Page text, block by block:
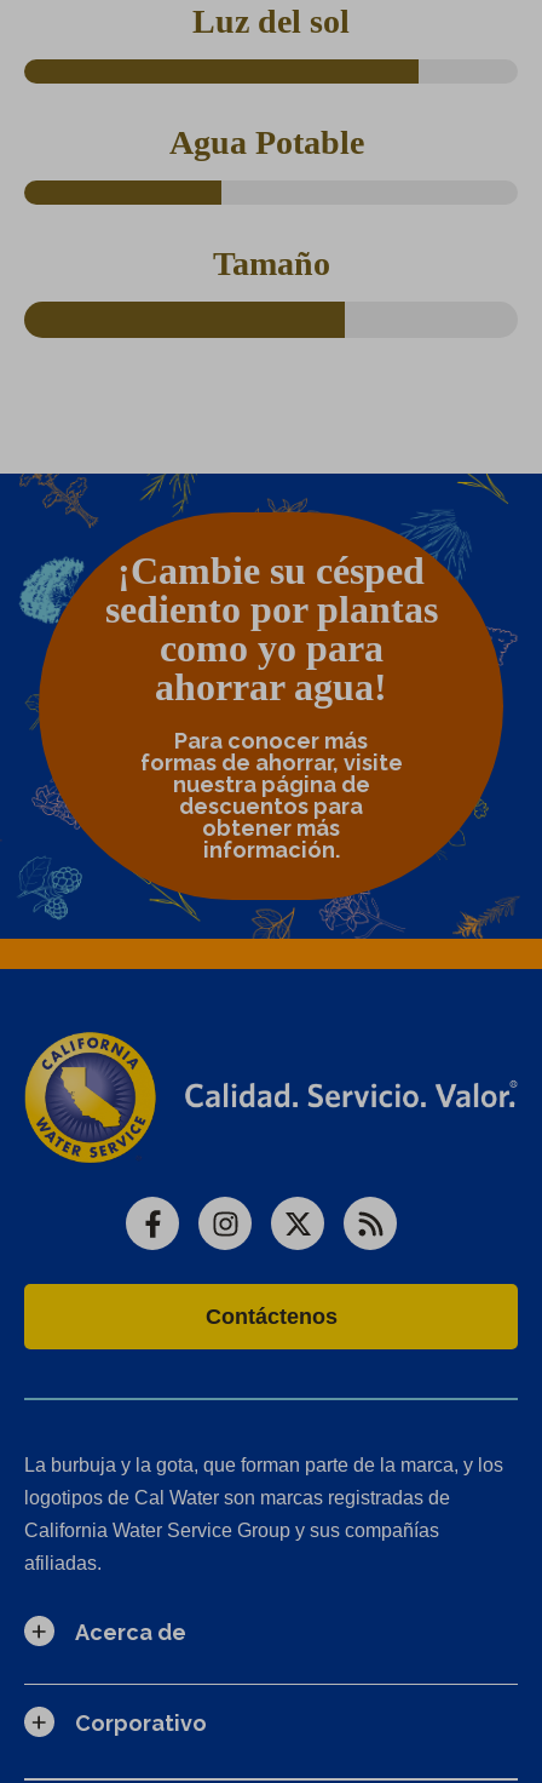
Luz del sol
Agua Potable
Tamaño
¡Cambie su césped
sediento por plantas
como yo para
ahorrar agua!
Para conocer más
formas de ahorrar, visite
nuestra página de
descuentos para
obtener más
información.
FacebookInstagram
X RSS
Contáctenos
La burbuja y la gota, que forman parte de la marca, y los
logotipos de Cal Water son marcas registradas de
California Water Service Group y sus compañías
afiliadas.
Acerca de
Corporativo